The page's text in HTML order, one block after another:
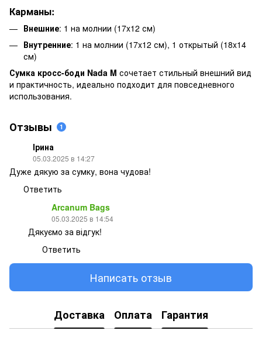
Карманы:
Внешние: 1 на молнии (17x12 см)
Внутренние: 1 на молнии (17x12 см), 1 открытый (18x14
см)
Сумка кросс-боди Nada M сочетает стильный внешний вид
и практичность, идеально подходит для повседневного
использования.
Отзывы 1
Ірина
05.03.2025 в 14:27
Дуже дякую за сумку, вона чудова!
Ответить
Arcanum Bags
05.03.2025 в 14:54
Дякуємо за відгук!
Ответить
Написать отзыв
Доставка Оплата Гарантия